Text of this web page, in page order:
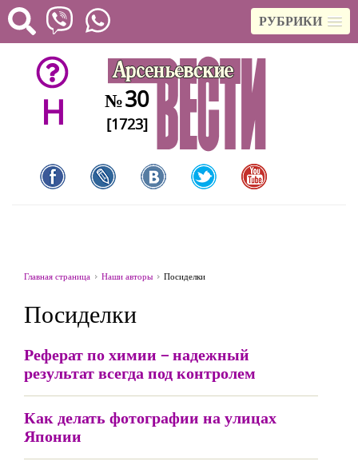
РУБРИКИ
H №30
[1723]
Главная страница Наши авторы Посиделки
Посиделки
Реферат по химии – надежный
результат всегда под контролем
Как делать фотографии на улицах
Японии